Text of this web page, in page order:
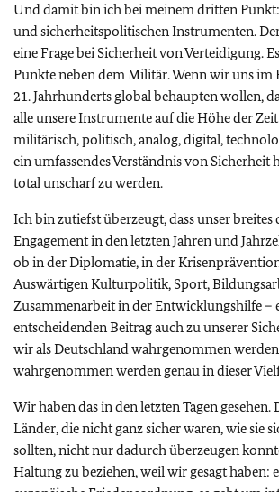
Und damit bin ich bei meinem dritten
und sicherheitspolitischen Instrumenten.
eine Frage bei Sicherheit von Verteidigung.
Punkte neben dem Militär. Wenn wir uns im
21. Jahrhunderts global behaupten wollen,
alle unsere Instrumente auf die Höhe der
militärisch, politisch, analog, digital,
ein umfassendes Verständnis von Sicherheit
total unscharf zu werden.
Ich bin zutiefst überzeugt, dass unser breites
Engagement in den letzten Jahren und
ob in der Diplomatie, in der
Auswärtigen Kulturpolitik, Sport,
Zusammenarbeit in der Entwicklungshilfe –
entscheidenden Beitrag auch zu unserer
wir als Deutschland wahrgenommen
wahrgenommen werden genau in dieser
Wir haben das in den letzten Tagen gesehen.
Länder, die nicht ganz sicher waren, wie sie
sollten, nicht nur dadurch überzeugen
Haltung zu beziehen, weil wir gesagt haben: